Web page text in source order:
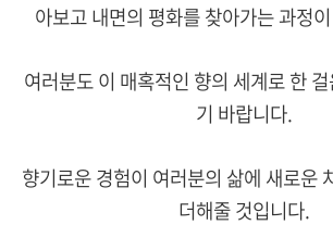
아보고 내면의 평화를 찾아가는 과정
여러분도 이 매혹적인 향의 세계로 한
기 바랍니다.
향기로운 경험이 여러분의 삶에 새로운
더해줄 것입니다.